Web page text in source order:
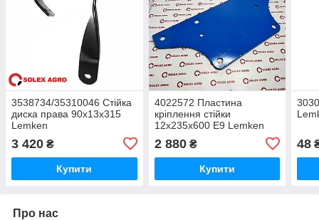
3538734/35310046 Стійка
диска права 90х13х315
Lemken
3 420 ₴
Купити
4022572 Пластина
кріплення стійки
12x235x600 E9 Lemken
2 880₴
Купити
48
Про нас